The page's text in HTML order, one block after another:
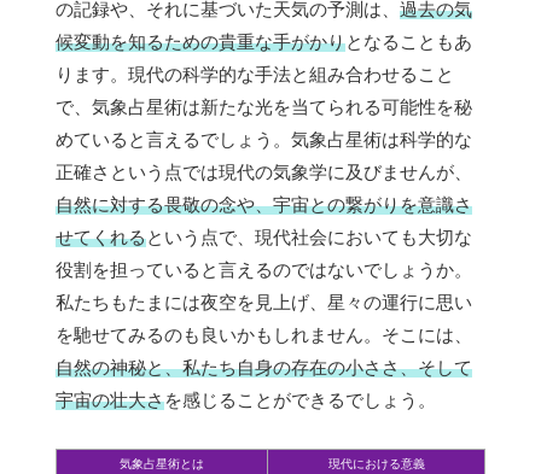
の記録や、それに基づいた天気の予測は、 過去の気
候変動を知るための貴重な手がかりとなることもあ
ります。現代の科学的な手法と組み合わせること
で、気象占星術は新たな光を当てられる可能性を秘
めていると言えるでしょう。気象占星術は科学的な
正確さという点では現代の気象学に及びませんが、
自然に対する畏敬の念や、宇宙との繋がりを意識さ
せてくれるという点で、現代社会においても大切な
役割を担っていると言えるのではないでしょうか。
私たちもたまには夜空を見上げ、星々の運行に思い
を馳せてみるのも良いかもしれません。そこには、
自然の神秘と、私たち自身の存在の小ささ、そして
宇宙の壮大さを感じることができるでしょう。
気象占星術とは 現代における意義